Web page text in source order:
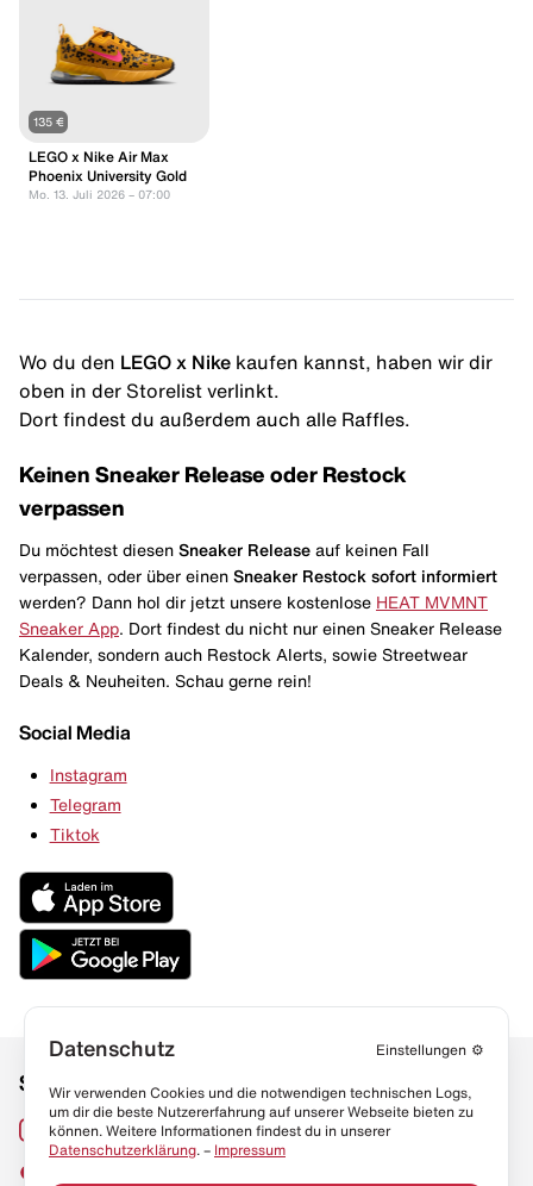
135 €
LEGO x Nike Air Max
Phoenix University Gold
Mo. 13. Juli 2026 – 07:00
Wo du den LEGO x Nike kaufen kannst, haben wir dir
oben in der Storelist verlinkt.
Dort findest du außerdem auch alle Raffles.
Keinen Sneaker Release oder Restock
verpassen
Du möchtest diesen Sneaker Release auf keinen Fall
verpassen, oder über einen Sneaker Restock sofort informiert
werden? Dann hol dir jetzt unsere kostenlose HEAT MVMNT
Sneaker App. Dort findest du nicht nur einen Sneaker Release
Kalender, sondern auch Restock Alerts, sowie Streetwear
Deals & Neuheiten. Schau gerne rein!
Social Media
Instagram
Telegram
Tiktok
Social Media
Instagram
Links
Sneaker Lexikon
Resell Guide
Datenschutz Einstellungen ⚙️
Wir verwenden Cookies und die notwendigen technischen Logs,
um dir die beste Nutzererfahrung auf unserer Webseite bieten zu
können. Weitere Informationen findest du in unserer
Datenschutzerklärung. – Impressum